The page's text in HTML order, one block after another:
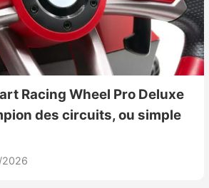
Racing Wheel Pro Deluxe
des circuits, ou simple
2026